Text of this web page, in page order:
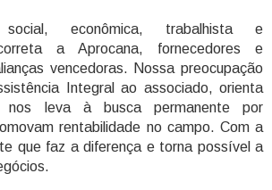
econômica, trabalhista e
a Aprocana, fornecedores e
vencedoras. Nossa preocupação
Integral ao associado, orienta
nos leva à busca permanente por
rentabilidade no campo. Com a
que faz a diferença e torna possível a